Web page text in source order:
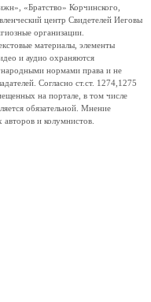
«Братство» Корчинского,
центр Свидетелей Иеговы
организации.
материалы, элементы
и аудио охраняются
нормами права и не
Согласно ст.ст. 1274,1275
на портале, в том числе
обязательной. Мнение
и колумнистов.